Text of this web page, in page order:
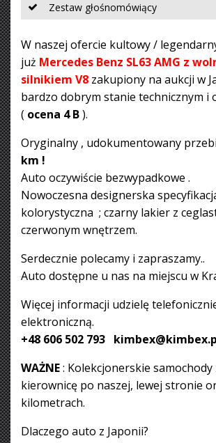
Zestaw głośnomówiący
W naszej ofercie kultowy /
już Mercedes Benz SL63 AMG z
silnikiem V8 zakupiony na aukcji w
bardzo dobrym stanie technicznym i
( ocena 4 B).
Oryginalny , udokumentowany
km !
Auto oczywiście bezwypadkowe .
Nowoczesna designerska
kolorystyczna ; czarny lakier z
czerwonym wnętrzem.
Serdecznie polecamy i zapraszamy..
Auto dostępne u nas na miejscu w
Więcej informacji udzielę
elektroniczną.
+48 606 502 793
WAŻNE: Kolekcjonerskie samochody
kierownicę po naszej, lewej stronie
kilometrach.
Dlaczego auto z Japonii?